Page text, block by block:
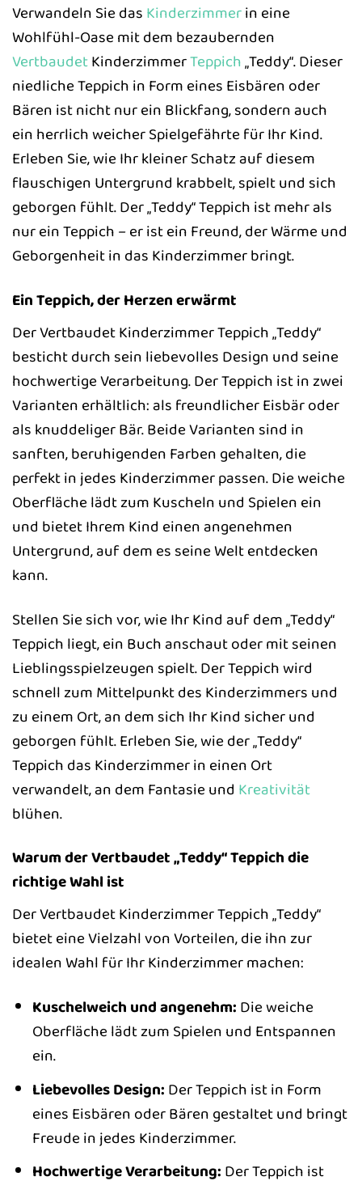
Verwandeln Sie das Kinderzimmerin eine
Wohlfühl-Oase mit dem bezaubernden
VertbaudetKinderzimmerTeppich„Teddy“. Dieser
niedliche Teppich in Form eines Eisbären oder
Bären ist nicht nur ein Blickfang, sondern auch
ein herrlich weicher Spielgefährte für Ihr Kind.
Erleben Sie, wie Ihr kleiner Schatz auf diesem
flauschigen Untergrund krabbelt, spielt und sich
geborgen fühlt. Der „Teddy“ Teppich ist mehr als
nur ein Teppich – er ist ein Freund, der Wärme und
Geborgenheit in das Kinderzimmer bringt.
Ein Teppich, der Herzen erwärmt
Der Vertbaudet Kinderzimmer Teppich „Teddy“
besticht durch sein liebevolles Design und seine
hochwertige Verarbeitung. Der Teppich ist in zwei
Varianten erhältlich: als freundlicher Eisbär oder
als knuddeliger Bär. Beide Varianten sind in
sanften, beruhigenden Farben gehalten, die
perfekt in jedes Kinderzimmer passen. Die weiche
Oberfläche lädt zum Kuscheln und Spielen ein
und bietet Ihrem Kind einen angenehmen
Untergrund, auf dem es seine Welt entdecken
kann.
Stellen Sie sich vor, wie Ihr Kind auf dem „Teddy“
Teppich liegt, ein Buch anschaut oder mit seinen
Lieblingsspielzeugen spielt. Der Teppich wird
schnell zum Mittelpunkt des Kinderzimmers und
zu einem Ort, an dem sich Ihr Kind sicher und
geborgen fühlt. Erleben Sie, wie der „Teddy“
Teppich das Kinderzimmer in einen Ort
verwandelt, an dem Fantasie und Kreativität
blühen.
Warum der Vertbaudet „Teddy“ Teppich die
richtige Wahl ist
Der Vertbaudet Kinderzimmer Teppich „Teddy“
bietet eine Vielzahl von Vorteilen, die ihn zur
idealen Wahl für Ihr Kinderzimmer machen:
Kuschelweich und angenehm: Die weiche
Oberfläche lädt zum Spielen und Entspannen
ein.
Liebevolles Design: Der Teppich ist in Form
eines Eisbären oder Bären gestaltet und bringt
Freude in jedes Kinderzimmer.
Hochwertige Verarbeitung: Der Teppich ist